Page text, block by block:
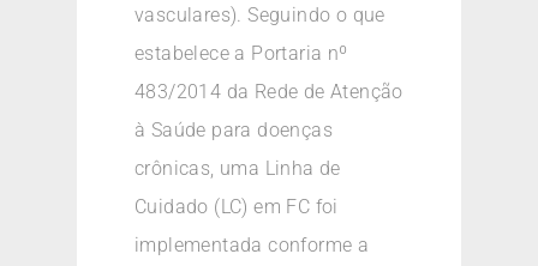
vasculares). Seguindo o que
estabelece a Portaria nº
483/2014 da Rede de Atenção
à Saúde para doenças
crônicas, uma Linha de
Cuidado (LC) em FC foi
implementada conforme a